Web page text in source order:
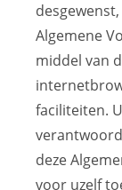
Algemene
middel van
faciliteiten.
deze
voor uzelf